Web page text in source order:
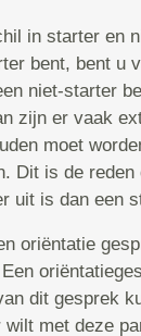
in starter en
bent, bent u
niet-starter
zijn er vaak
moet
Dit is de reden
uit is dan een
oriëntatie
dit gesprek
wilt met deze